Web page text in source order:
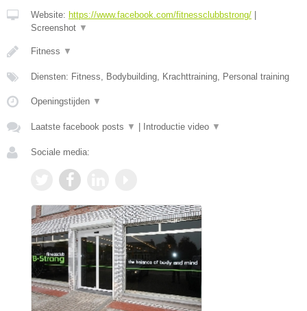
Website: https://www.facebook.com/fitnessclubbstrong/
Screenshot ▼
Fitness ▼
Diensten: Fitness, Bodybuilding, Krachttraining, Personal training
Openingstijden ▼
Laatste facebook posts ▼ Introductie video ▼
Sociale media: